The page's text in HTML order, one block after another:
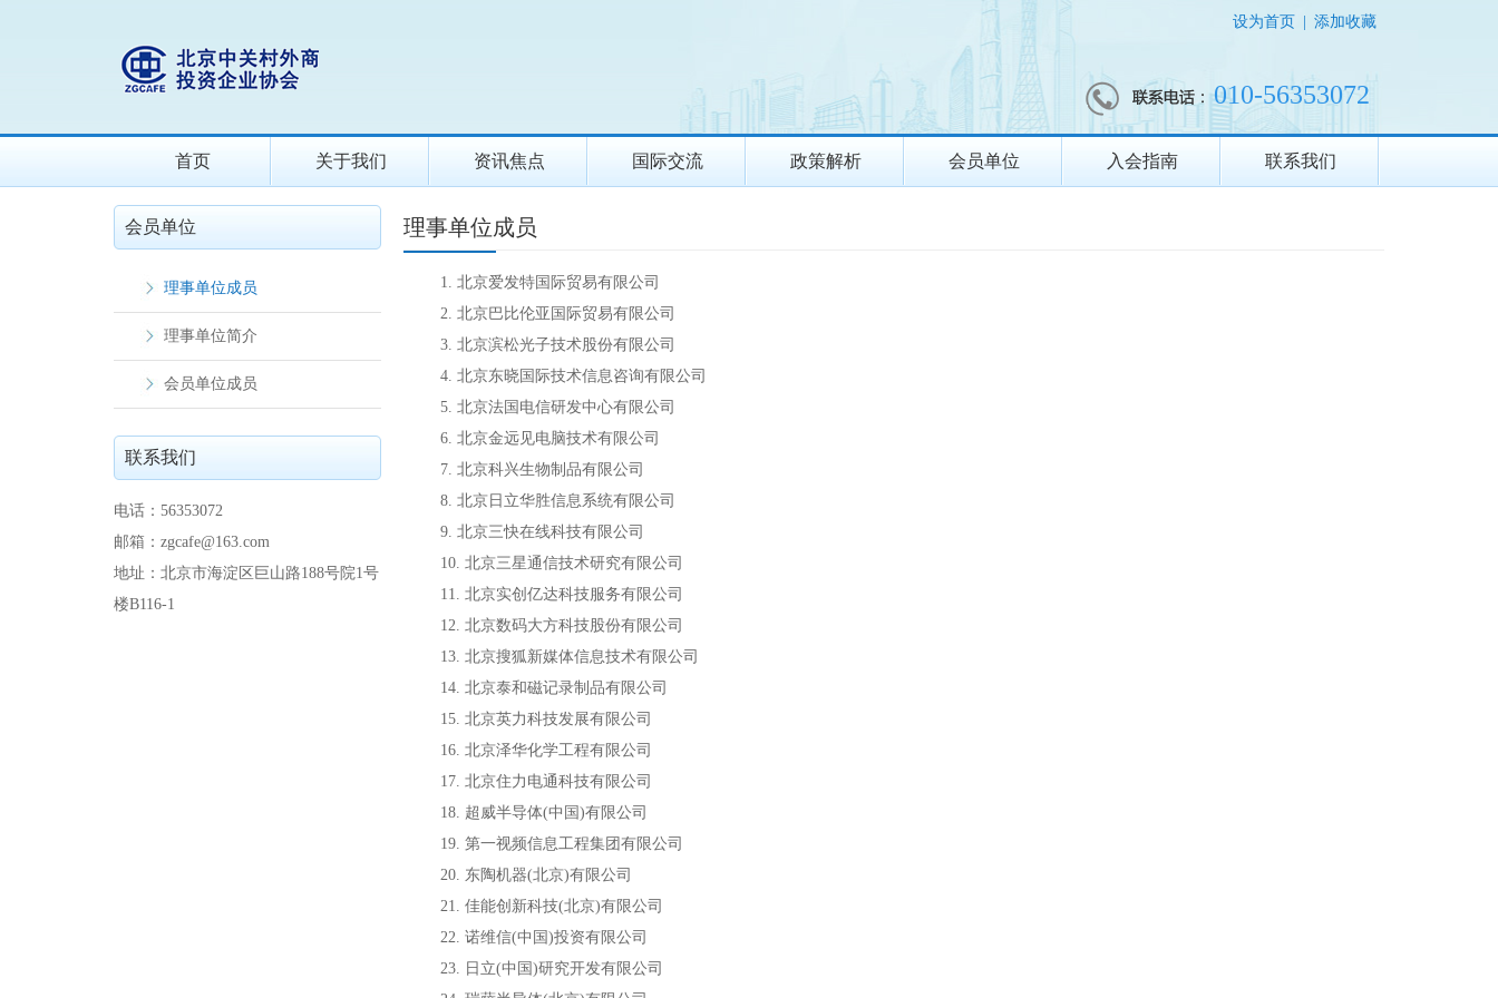
设为首页 添加收藏
010-56353072
首页 关于我们 资讯焦点 国际交流 政策解析 会员单位 入会指南 联系我们
会员单位
理事单位成员
理事单位简介
会员单位成员
联系我们
电话：56353072
邮箱：zgcafe@163.com
地址：北京市海淀区巨山路188号院1号
楼B116-1
理事单位成员
1. 北京爱发特国际贸易有限公司
2. 北京巴比伦亚国际贸易有限公司
3. 北京滨松光子技术股份有限公司
4. 北京东晓国际技术信息咨询有限公司
5. 北京法国电信研发中心有限公司
6. 北京金远见电脑技术有限公司
7. 北京科兴生物制品有限公司
8. 北京日立华胜信息系统有限公司
9. 北京三快在线科技有限公司
10. 北京三星通信技术研究有限公司
11. 北京实创亿达科技服务有限公司
12. 北京数码大方科技股份有限公司
13. 北京搜狐新媒体信息技术有限公司
14. 北京泰和磁记录制品有限公司
15. 北京英力科技发展有限公司
16. 北京泽华化学工程有限公司
17. 北京住力电通科技有限公司
18. 超威半导体(中国)有限公司
19. 第一视频信息工程集团有限公司
20. 东陶机器(北京)有限公司
21. 佳能创新科技(北京)有限公司
22. 诺维信(中国)投资有限公司
23. 日立(中国)研究开发有限公司